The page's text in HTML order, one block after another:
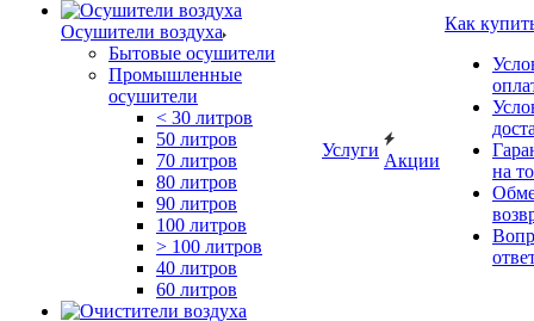
Осушители воздуха
Бытовые осушители
Промышленные
осушители
< 30 литров
50 литров
70 литров
80 литров
90 литров
100 литров
> 100 литров
40 литров
60 литров
Услуги
Акции
Как
на